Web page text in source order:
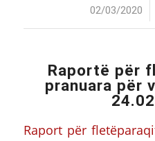
02/03/2020
/
Raportë për
pranuara për
Raport për